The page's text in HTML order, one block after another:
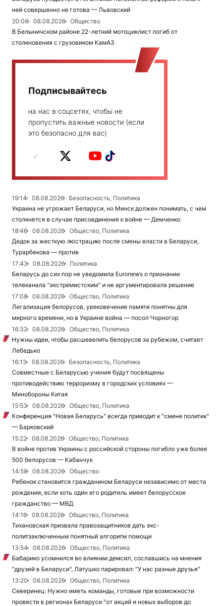
ней совершенно не готова — Львовский
20:06
08.08.2026
Общество
В Белыничском районе 22-летний мотоциклист погиб от
столкновения с грузовиком КамАЗ
Подписывайтесь
на нас в соцсетях, чтобы не
пропустить важные новости (если
это безопасно для вас)
19:14 08.08.2026
Безопасность, Политика
Украина не угрожает Беларуси, но Минск должен понимать, с чем
столкнется в случае присоединения к войне — Демченко
18:46
08.08.2026
Общество, Политика
Дедок за жесткую люстрацию после смены власти в Беларуси,
Турарбекова — против
17:43
08.08.2026
Политика
Беларусь до сих пор не уведомила Euronews о признании
телеканала "экстремистским" и не аргументировала решение
17:08
08.08.2026
Общество, Политика
Легализация белорусов, увековечение памяти понятны для
мирного времени, но в Украине война — посол Чорногор
16:32
08.08.2026
Общество, Политика
Нужны идеи, чтобы расшевелить белорусов за рубежом, считает
Лебедько
16:13
08.08.2026
Безопасность, Политика
Совместные с Беларусью учения будут посвящены
противодействию терроризму в городских условиях —
Минобороны Китая
15:53
08.08.2026
Общество, Политика
Конференция "Новая Беларусь" всегда приводит к "смене политик"
— Барковский
15:22
08.08.2026
Общество, Политика
В войне против Украины с российской стороны погибло уже более
500 белорусов — Кабанчук
14:58
08.08.2026
Общество
Ребенок становится гражданином Беларуси независимо от места
рождения, если хоть один его родитель имеет белорусское
гражданство — МВД
14:16
08.08.2026
Общество, Политика
Тихановская призвала правозащитников дать экс-
политзаключенным понятный алгоритм помощи
13:54
08.08.2026
Общество, Политика
Бабарико усомнился во влиянии демсил, сославшись на мнения
"друзей в Беларуси", Латушко парировал: "У нас разные друзья"
13:20
08.08.2026
Общество, Политика
Северинец: Нужно иметь команды, готовые при возможности
провести в регионах Беларуси "от акций и новых выборов до